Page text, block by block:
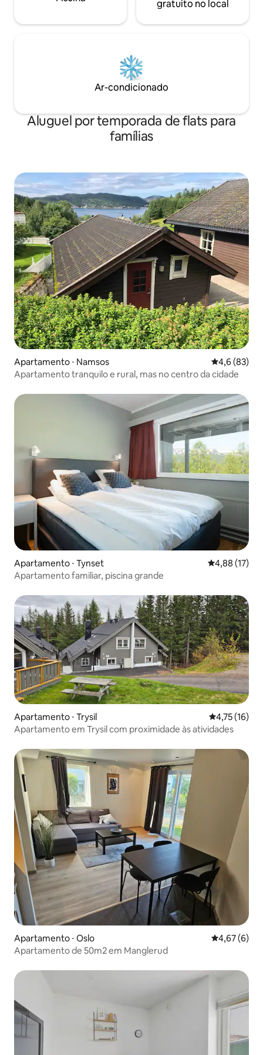
gratuito no local
Ar-condicionado
Aluguel por temporada de flats para
famílias
Apartamento ⋅ Namsos 4,6 de uma
4,6 (83)
Apartamento tranquilo e rural, mas no centro da cidade
Apartamento ⋅ Tynset 4,88 de uma
4,88 (17)
Apartamento familiar, piscina grande
Apartamento ⋅ Trysil 4,75 de uma
4,75 (16)
Apartamento em Trysil com proximidade às atividades
Apartamento ⋅ Oslo 4,67 de uma
4,67 (6)
Apartamento de 50m2 em Manglerud